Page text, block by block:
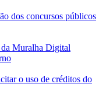
dos concursos públicos
da Muralha Digital
o uso de créditos do